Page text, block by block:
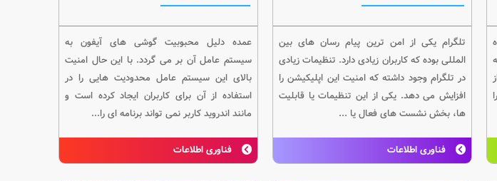
تلگرام یکی از امن ترین پیام رسان های بین
المللی بوده که کاربران زیادی دارد. تنظیمات زیادی
در تلگرام وجود داشته که امنیت این اپلیکیشن را
افزایش می دهد. یکی از این تنظیمات یا قابلیت
ها، بخش نشست های فعال یا ...
فناوری اطلاعات
عمده دلیل محبوبیت گوشی های آیفون به
سیستم عامل آن بر می گردد. با این حال امنیت
بالای این سیستم عامل محدودیت هایی را در
استفاده از آن برای کاربران ایجاد کرده است و
مانند اندروید کاربر نمی تواند برنامه ای را...
فناوری اطلاعات